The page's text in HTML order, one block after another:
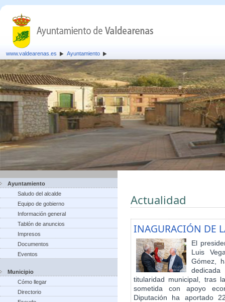
www.valdearenas.es Ayuntamiento
Ayuntamiento
Saludo del alcalde
Equipo de gobierno
Información general
Tablón de anuncios
Impresos
Documentos
Eventos
Municipio
Cómo llegar
Directorio
Actualidad
INAGURACIÓN DE
El
Luis
Gómez,
titularidad municipal, tras
sometida con apoyo
Diputación ha aportado